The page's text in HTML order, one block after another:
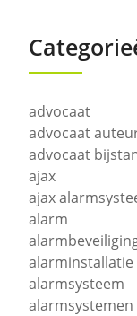
advocaat
advocaat
advocaat
ajax
ajax
alarm
alarminstallatie
alarmsysteem
alarmsystemen